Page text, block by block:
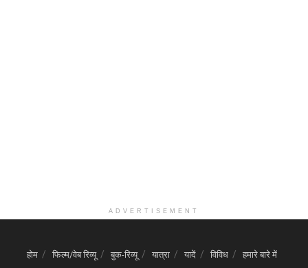
ADVERTISEMENT
होम फिल्म/वेब रिव्यू बुक-रिव्यू यात्रा यादें विविध हमारे बारे में